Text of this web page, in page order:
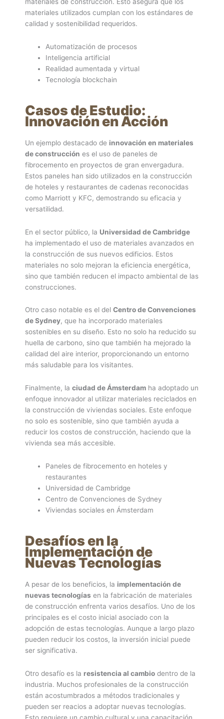
materiales utilizados cumplan con los estándares de
calidad y sostenibilidad requeridos.
Automatización de procesos
Inteligencia artificial
Realidad aumentada y virtual
Tecnología blockchain
Casos de Estudio:
Innovación en Acción
Un ejemplo destacado de innovación en materiales
de construcción es el uso de paneles de
fibrocemento en proyectos de gran envergadura.
Estos paneles han sido utilizados en la construcción
de hoteles y restaurantes de cadenas reconocidas
como Marriott y KFC, demostrando su eficacia y
versatilidad.
En el sector público, la Universidad de Cambridge
ha implementado el uso de materiales avanzados en
la construcción de sus nuevos edificios. Estos
materiales no solo mejoran la eficiencia energética,
sino que también reducen el impacto ambiental de las
construcciones.
Otro caso notable es el del Centro de Convenciones
de Sydney, que ha incorporado materiales
sostenibles en su diseño. Esto no solo ha reducido su
huella de carbono, sino que también ha mejorado la
calidad del aire interior, proporcionando un entorno
más saludable para los visitantes.
Finalmente, la ciudad de Ámsterdam ha adoptado un
enfoque innovador al utilizar materiales reciclados en
la construcción de viviendas sociales. Este enfoque
no solo es sostenible, sino que también ayuda a
reducir los costos de construcción, haciendo que la
vivienda sea más accesible.
Paneles de fibrocemento en hoteles y
restaurantes
Universidad de Cambridge
Centro de Convenciones de Sydney
Viviendas sociales en Ámsterdam
Desafíos en la
Implementación de
Nuevas Tecnologías
A pesar de los beneficios, la implementación de
nuevas tecnologías en la fabricación de materiales
de construcción enfrenta varios desafíos. Uno de los
principales es el costo inicial asociado con la
adopción de estas tecnologías. Aunque a largo plazo
pueden reducir los costos, la inversión inicial puede
ser significativa.
Otro desafío es la resistencia al cambio dentro de la
industria. Muchos profesionales de la construcción
están acostumbrados a métodos tradicionales y
pueden ser reacios a adoptar nuevas tecnologías.